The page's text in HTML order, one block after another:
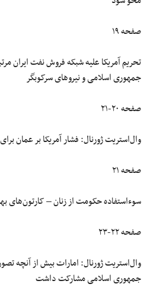
صفحه ۱۹
تحریم آمریکا علیه شبکه فروش نفت ایران
جمهوری اسلامی و نیروهای سرکوبگر
صفحه ۲۰-۲۱
وال‌استریت ژورنال: فشار آمریکا بر عمان
صفحه ۲۱
سوءاستفاده حکومت از زنان – کارتون‌های
صفحه ۲۲-۲۳
وال‌استریت ژورنال: امارات بیش از آنچه
جمهوری اسلامی مشارکت داشت